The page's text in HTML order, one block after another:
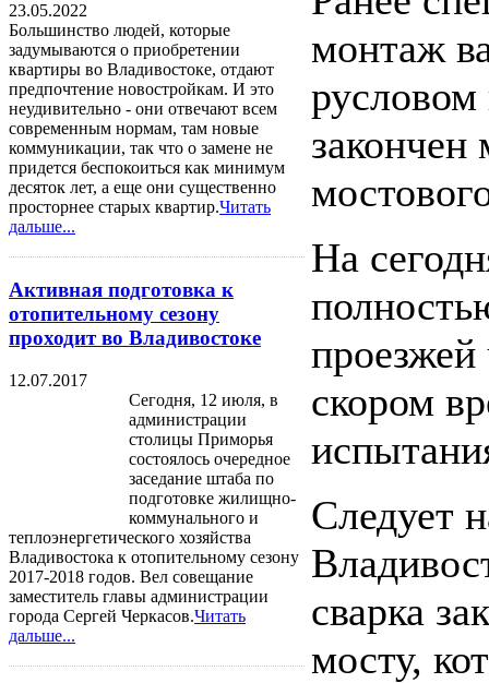
23.05.2022
Большинство людей, которые
задумываются о приобретении
квартиры во Владивостоке, отдают
предпочтение новостройкам. И это
неудивительно - они отвечают всем
современным нормам, там новые
коммуникации, так что о замене не
придется беспокоиться как минимум
десяток лет, а еще они существенно
просторнее старых квартир.Читать
дальше...
Активная подготовка к
отопительному сезону
проходит во Владивостоке
12.07.2017
Сегодня, 12 июля, в
администрации
столицы Приморья
состоялось очередное
заседание штаба по
подготовке жилищно-
коммунального и
теплоэнергетического хозяйства
Владивостока к отопительному сезону
2017-2018 годов. Вел совещание
заместитель главы администрации
города Сергей Черкасов.Читать
дальше...
монтаж
русловом
На
проезжей
скором
Следует
сварка
мосту,